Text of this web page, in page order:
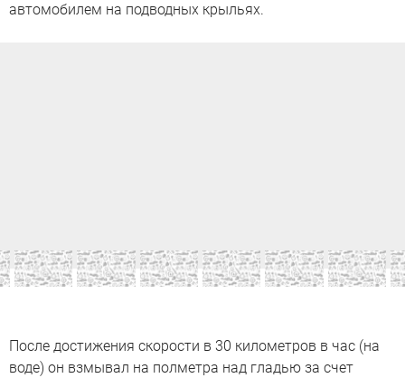
автомобилем на подводных крыльях.
После достижения скорости в 30 километров в час (на
воде) он взмывал на полметра над гладью за счет